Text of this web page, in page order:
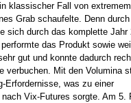
klassischer Fall von
Grab schaufelte. Denn
sich durch das komplette Jahr
das Produkt sowie
gut und konnte dadurch
verbuchen. Mit den Volumina
Erfordernisse, was zu einer
nach Vix-Futures sorgte. Am 5.